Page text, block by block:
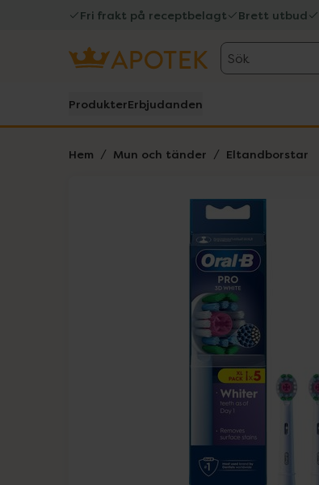
Fri frakt på receptbelagt Brett utbud
Sök
ProdukterErbjudanden
Hem Mun och tänder Eltandborstar
Lista: . Innehåller 1 objekt.